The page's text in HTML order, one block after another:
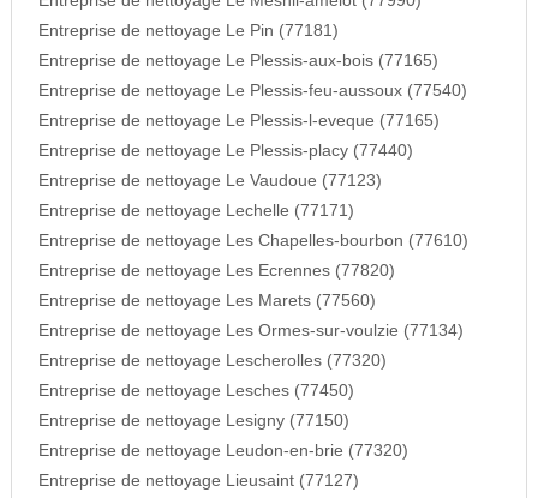
Entreprise de nettoyage Le Pin (77181)
Entreprise de nettoyage Le Plessis-aux-bois (77165)
Entreprise de nettoyage Le Plessis-feu-aussoux (77540)
Entreprise de nettoyage Le Plessis-l-eveque (77165)
Entreprise de nettoyage Le Plessis-placy (77440)
Entreprise de nettoyage Le Vaudoue (77123)
Entreprise de nettoyage Lechelle (77171)
Entreprise de nettoyage Les Chapelles-bourbon (77610)
Entreprise de nettoyage Les Ecrennes (77820)
Entreprise de nettoyage Les Marets (77560)
Entreprise de nettoyage Les Ormes-sur-voulzie (77134)
Entreprise de nettoyage Lescherolles (77320)
Entreprise de nettoyage Lesches (77450)
Entreprise de nettoyage Lesigny (77150)
Entreprise de nettoyage Leudon-en-brie (77320)
Entreprise de nettoyage Lieusaint (77127)